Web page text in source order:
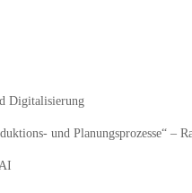
und Planungsprozesse“ –